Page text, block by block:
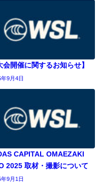
会開催に関するお知らせ】
9月4日
CAPITAL OMAEZAKI
2025 取材・撮影について
9月1日